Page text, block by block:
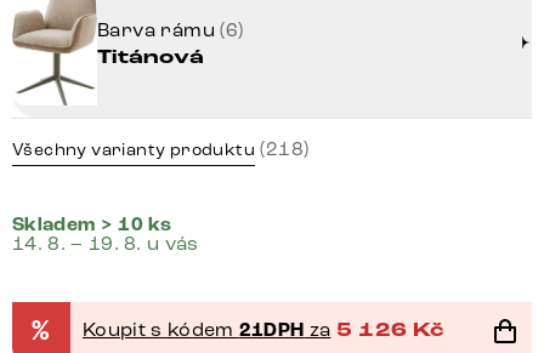
Barva rámu(6)
Titánová
Všechny varianty produktu (218)
Skladem > 10 ks
14. 8. – 19. 8. u vás
% Koupit s kódem 21DPH za 5 126 Kč